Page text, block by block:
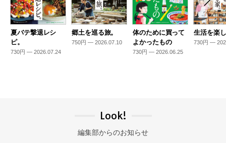
夏バテ撃退レシ
ピ。
730円 — 2026.07.24
郷土を巡る旅。
750円 — 2026.07.10
体のために買って
よかったもの
730円 — 2026.06.25
生活を楽
730円 —
Look!
編集部からのお知らせ